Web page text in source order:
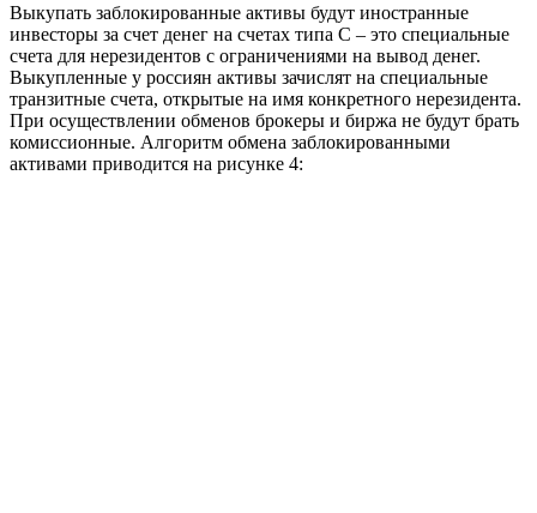
Выкупать заблокированные активы будут иностранные
инвесторы за счет денег на счетах типа С – это специальные
счета для нерезидентов с ограничениями на вывод денег.
Выкупленные у россиян активы зачислят на специальные
транзитные счета, открытые на имя конкретного нерезидента.
При осуществлении обменов брокеры и биржа не будут брать
комиссионные. Алгоритм обмена заблокированными
активами приводится на рисунке 4: